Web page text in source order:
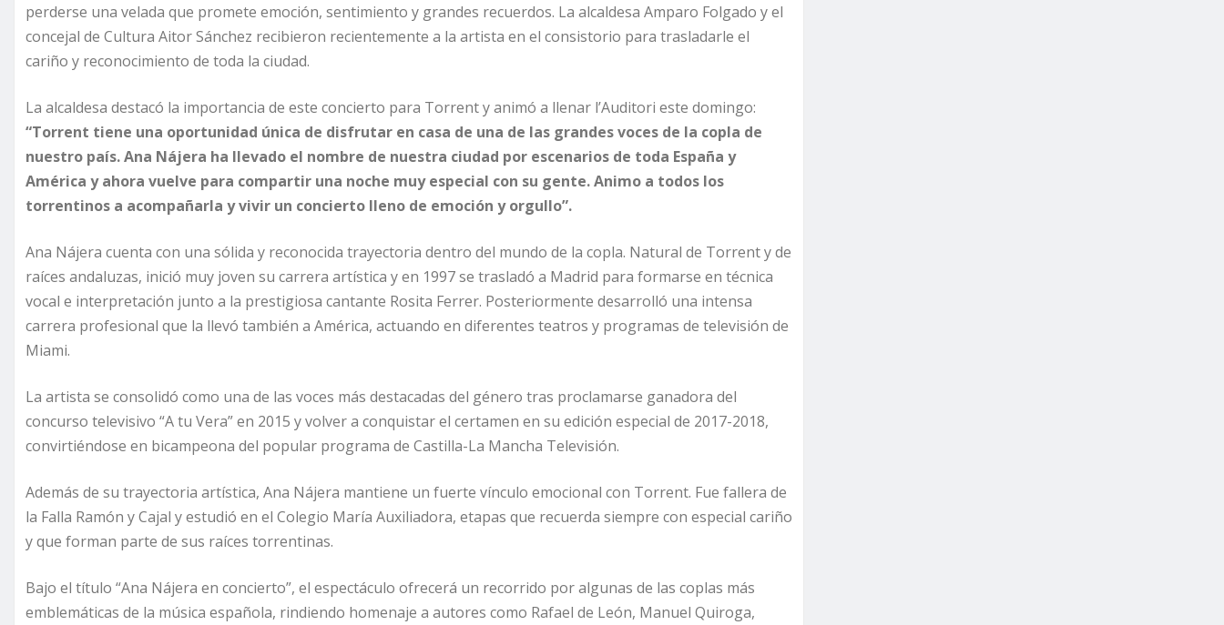
perderse una velada que promete emoción, sentimiento y grandes recuerdos. La alcaldesa Amparo Folgado y el
concejal de Cultura Aitor Sánchez recibieron recientemente a la artista en el consistorio para trasladarle el
cariño y reconocimiento de toda la ciudad.
La alcaldesa destacó la importancia de este concierto para Torrent y animó a llenar l’Auditori este domingo:
“Torrent tiene una oportunidad única de disfrutar en casa de una de las grandes voces de la copla de
nuestro país. Ana Nájera ha llevado el nombre de nuestra ciudad por escenarios de toda España y
América y ahora vuelve para compartir una noche muy especial con su gente. Animo a todos los
torrentinos a acompañarla y vivir un concierto lleno de emoción y orgullo”.
Ana Nájera cuenta con una sólida y reconocida trayectoria dentro del mundo de la copla. Natural de Torrent y de
raíces andaluzas, inició muy joven su carrera artística y en 1997 se trasladó a Madrid para formarse en técnica
vocal e interpretación junto a la prestigiosa cantante Rosita Ferrer. Posteriormente desarrolló una intensa
carrera profesional que la llevó también a América, actuando en diferentes teatros y programas de televisión de
Miami.
La artista se consolidó como una de las voces más destacadas del género tras proclamarse ganadora del
concurso televisivo “A tu Vera” en 2015 y volver a conquistar el certamen en su edición especial de 2017-2018,
convirtiéndose en bicampeona del popular programa de Castilla-La Mancha Televisión.
Además de su trayectoria artística, Ana Nájera mantiene un fuerte vínculo emocional con Torrent. Fue fallera de
la Falla Ramón y Cajal y estudió en el Colegio María Auxiliadora, etapas que recuerda siempre con especial cariño
y que forman parte de sus raíces torrentinas.
Bajo el título “Ana Nájera en concierto”, el espectáculo ofrecerá un recorrido por algunas de las coplas más
emblemáticas de la música española, rindiendo homenaje a autores como Rafael de León, Manuel Quiroga,